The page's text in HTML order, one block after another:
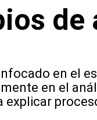
de
en el
en el
explicar